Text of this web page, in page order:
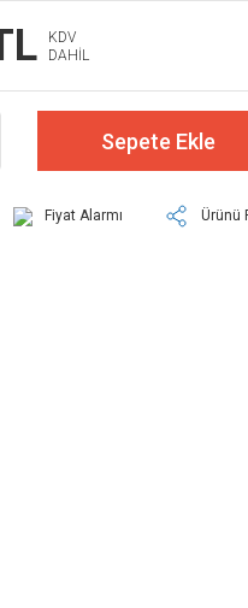
KDV
DAHİL
Sepete Ekle
Fiyat Alarmı Ürünü